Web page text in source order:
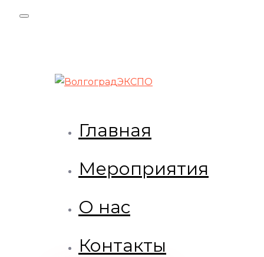
Skip
Skip
Главная
Мероприятия
О нас
Контакты